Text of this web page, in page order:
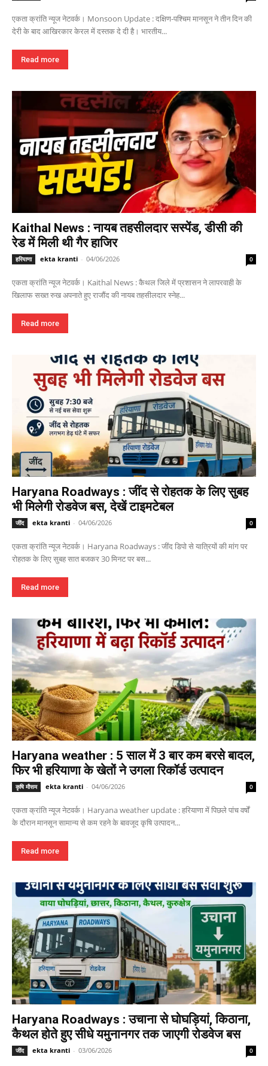
एकता क्रांति न्यूज नेटवर्क। Monsoon Update : दक्षिण-पश्चिम मानसून ने तीन दिन की
देरी के बाद आखिरकार केरल में दस्तक दे दी है। भारतीय...
Read more
Kaithal News : नायब तहसीलदार सस्पेंड, डीसी की
रेड में मिली थी गैर हाजिर
हरियाणा ekta kranti - 04/06/2026 0
एकता क्रांति न्यूज नेटवर्क। Kaithal News : कैथल जिले में प्रशासन ने लापरवाही के
खिलाफ सख्त रुख अपनाते हुए राजौंद की नायब तहसीलदार स्नेह...
Read more
Haryana Roadways : जींद से रोहतक के लिए सुबह
भी मिलेगी रोडवेज बस, देखें टाइमटेबल
जींद ekta kranti - 04/06/2026 0
एकता क्रांति न्यूज नेटवर्क। Haryana Roadways : जींद डिपो से यात्रियों की मांग पर
रोहतक के लिए सुबह सात बजकर 30 मिनट पर बस...
Read more
Haryana weather : 5 साल में 3 बार कम बरसे बादल,
फिर भी हरियाणा के खेतों ने उगला रिकॉर्ड उत्पादन
कृषि मौसम ekta kranti - 04/06/2026 0
एकता क्रांति न्यूज नेटवर्क। Haryana weather update : हरियाणा में पिछले पांच वर्षों
के दौरान मानसून सामान्य से कम रहने के बावजूद कृषि उत्पादन...
Read more
Haryana Roadways : उचाना से घोघड़ियां, किठाना,
कैथल होते हुए सीधे यमुनानगर तक जाएगी रोडवेज बस
जींद ekta kranti - 03/06/2026 0